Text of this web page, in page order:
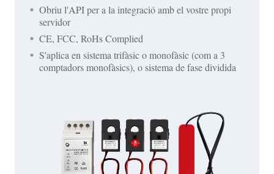
Obriu l'API per a la integració amb el vostre propi
servidor
CE, FCC, RoHs Complied
S'aplica en sistema trifàsic o monofàsic (com a 3
comptadors monofàsics), o sistema de fase dividida